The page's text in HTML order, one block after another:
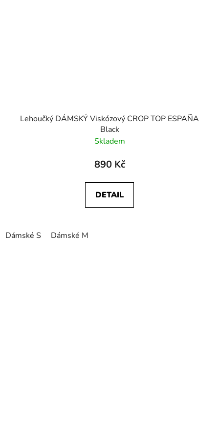
Lehoučký DÁMSKÝ Viskózový CROP TOP ESPAÑA
Black
Skladem
890 Kč
DETAIL
Dámské S Dámské M